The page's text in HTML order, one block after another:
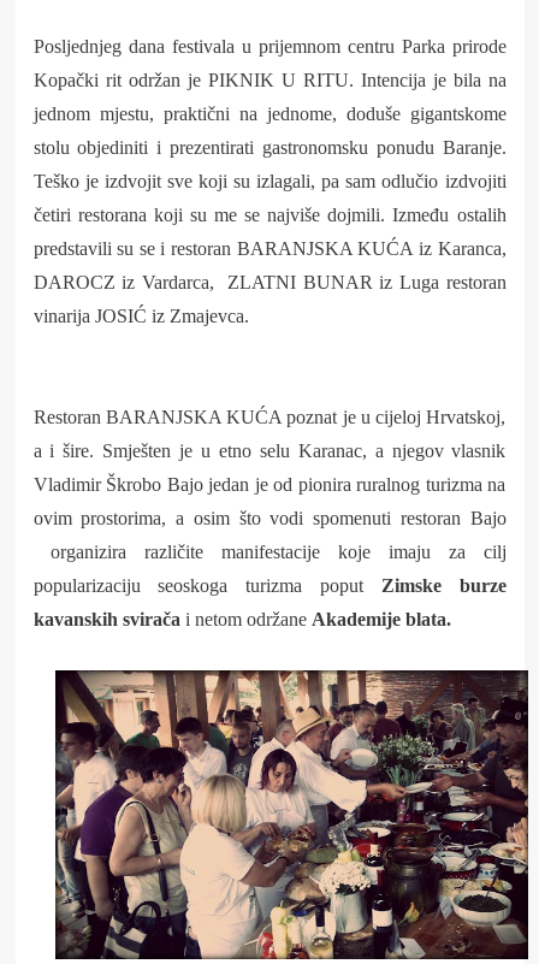
Posljednjeg dana festivala u prijemnom centru Parka prirode
Kopački rit održan je PIKNIK U RITU. Intencija je bila na
jednom mjestu, praktični na jednome, doduše gigantskome
stolu objediniti i prezentirati gastronomsku ponudu Baranje.
Teško je izdvojit sve koji su izlagali, pa sam odlučio izdvojiti
četiri restorana koji su me se najviše dojmili. Između ostalih
predstavili su se i restoran BARANJSKA KUĆA iz Karanca,
DAROCZ iz Vardarca, ZLATNI BUNAR iz Luga restoran
vinarija JOSIĆ iz Zmajevca.
Restoran BARANJSKA KUĆA poznat je u cijeloj Hrvatskoj,
a i šire. Smješten je u etno selu Karanac, a njegov vlasnik
Vladimir Škrobo Bajo jedan je od pionira ruralnog turizma na
ovim prostorima, a osim što vodi spomenuti restoran Bajo
organizira različite manifestacije koje imaju za cilj
popularizaciju seoskoga turizma poput Zimske burze
kavanskih svirača i netom održane Akademije blata.